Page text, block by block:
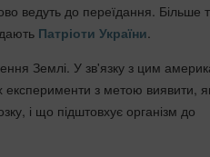
ведуть до переїдання. Більше
Патріоти України
Землі. У зв'язку з цим
експерименти з метою виявити,
і що підштовхує організм до